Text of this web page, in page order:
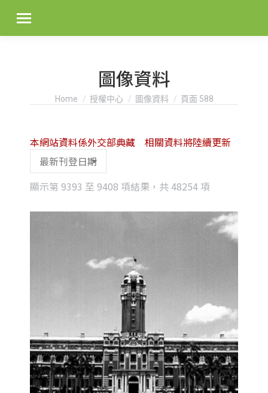
圖像資料
You are here:
Home 授權中心 圖像資料 頁面 588
顯示第 9393 至 9408 項結果，共 48254 項
latest
本網站資料係外交部典藏 相關資料將陸續更新